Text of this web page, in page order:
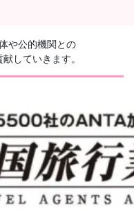
や公的機関との
していきます。